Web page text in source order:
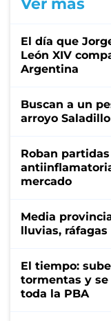
El día que
León XIV
Argentina
Buscan a un
arroyo Saladillo
Roban
mercado
Media
lluvias,
El tiempo:
tormentas y
toda la PBA